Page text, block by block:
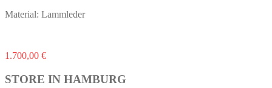
Material: Lammleder
1.700,00 €Dieses
weist
STORE IN HAMBURG